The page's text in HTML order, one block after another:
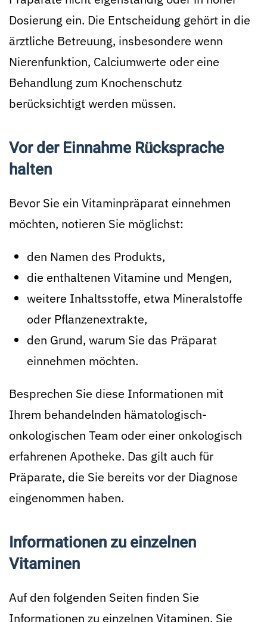
Dosierung ein. Die Entscheidung gehört in die
ärztliche Betreuung, insbesondere wenn
Nierenfunktion, Calciumwerte oder eine
Behandlung zum Knochenschutz
berücksichtigt werden müssen.
Vor der Einnahme Rücksprache
halten
Bevor Sie ein Vitaminpräparat einnehmen
möchten, notieren Sie möglichst:
den Namen des Produkts,
die enthaltenen Vitamine und Mengen,
weitere Inhaltsstoffe, etwa Mineralstoffe
oder Pflanzenextrakte,
den Grund, warum Sie das Präparat
einnehmen möchten.
Besprechen Sie diese Informationen mit
Ihrem behandelnden hämatologisch-
onkologischen Team oder einer onkologisch
erfahrenen Apotheke. Das gilt auch für
Präparate, die Sie bereits vor der Diagnose
eingenommen haben.
Informationen zu einzelnen
Vitaminen
Auf den folgenden Seiten finden Sie
Informationen zu einzelnen Vitaminen. Sie